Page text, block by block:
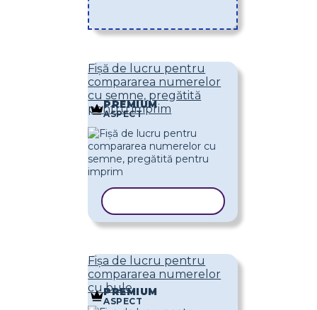
Fișă de lucru pentru
compararea numerelor
cu semne, pregătită
pentru imprim
PREMIUM
ASPECT
Fișa de lucru pentru
compararea numerelor
cu bule
PREMIUM
ASPECT